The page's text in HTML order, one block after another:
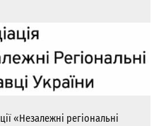
«Незалежні регіональні